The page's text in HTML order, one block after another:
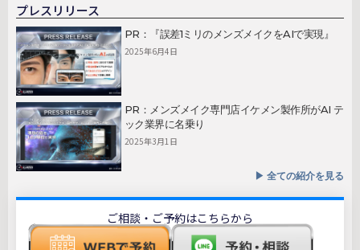
プレスリリース
PR：『誤差1ミリのメンズメイクをAIで実現』
2025年6月4日
PR：メンズメイク専門店イケメン製作所がAI テ
ック業界に名乗り
2025年3月1日
▶︎ 全ての紹介を見る
ご相談・ご予約はこちらから